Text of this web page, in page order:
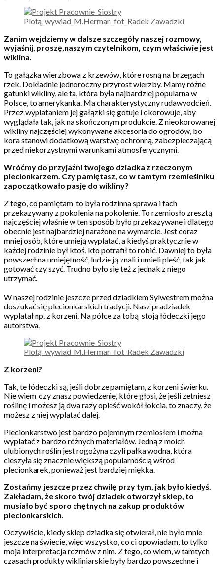
Zanim wejdziemy w dalsze szczegóły naszej rozmowy,
wyjaśnij, proszę,naszym czytelnikom, czym właściwie jest
wiklina.
To gałązka wierzbowa z krzewów, które rosną na brzegach
rzek. Dokładnie jednoroczny przyrost wierzby. Mamy różne
gatunki wikliny, ale ta, która była najbardziej popularna w
Polsce, to amerykanka. Ma charakterystyczny rudawyodcień.
Przez wyplataniem jej gałązki się gotuje i okorowuje, aby
wyglądała tak, jak na skończonym produkcie. Z nieokorowanej
wikliny najczęściej wykonywane akcesoria do ogrodów, bo
kora stanowi dodatkową warstwę ochronną, zabezpieczającą
przed niekorzystnymi warunkami atmosferycznymi.
Wróćmy do przyjaźni twojego dziadka z rzeczonym
plecionkarzem. Czy pamiętasz, co w tamtym rzemieślniku
zapoczątkowało pasję do wikliny?
Z tego, co pamiętam, to była rodzinna sprawa i fach
przekazywany z pokolenia na pokolenie. To rzemiosło zresztą
najczęściej właśnie w ten sposób było przekazywane i dlatego
obecnie jest najbardziej narażone na wymarcie. Jest coraz
mniej osób, które umieją wyplatać, a kiedyś praktycznie w
każdej rodzinie był ktoś, kto potrafił to robić. Dawniej to była
powszechna umiejętność, ludzie ją znali i umieli pleść, tak jak
gotować czy szyć. Trudno było się też z jednak z niego
utrzymać.
W naszej rodzinie jeszcze przed dziadkiem Sylwestrem można
doszukać się plecionkarskich tradycji. Nasz pradziadek
wyplatał np. z korzeni. Na półce za tobą stoją łódeczki jego
autorstwa.
Z korzeni?
Tak, te łódeczki są, jeśli dobrze pamiętam, z korzeni świerku.
Nie wiem, czy znasz powiedzenie, które głosi, że jeśli zetniesz
roślinę i możesz ją dwa razy opleść wokół łokcia, to znaczy, że
możesz z niej wyplatać dalej.
Plecionkarstwo jest bardzo pojemnym rzemiosłem i można
wyplatać z bardzo różnych materiałów. Jedną z moich
ulubionych roślin jest rogożyna czyli pałka wodna, która
cieszyła się znacznie większą popularnością wśród
plecionkarek, ponieważ jest bardziej miękka.
Zostańmy jeszcze przez chwilę przy tym, jak było kiedyś.
Zakładam, że skoro twój dziadek otworzył sklep, to
musiało być sporo chętnych na zakup produktów
plecionkarskich.
Oczywiście, kiedy sklep dziadka się otwierał, nie było mnie
jeszcze na świecie, więc wszystko, co ci opowiadam, to tylko
moja interpretacja rozmów z nim. Z tego, co wiem, w tamtych
czasach produkty wikliniarskie były bardzo powszechne i